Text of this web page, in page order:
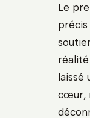
Le
précis
laissé
cœur,